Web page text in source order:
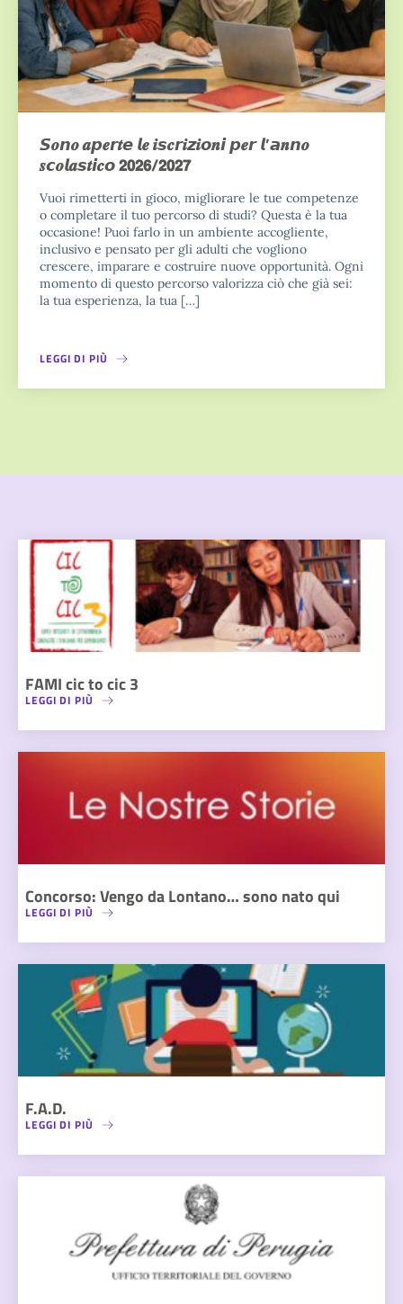
𝙎𝒐𝙣𝒐 𝒂𝙥𝒆𝙧𝒕𝙚 𝙡𝒆 𝒊𝙨𝒄𝙧𝒊𝙯𝒊𝙤𝒏𝙞 𝙥𝒆𝙧 𝙡’𝙖𝒏𝙣𝒐
𝒔𝙘𝒐𝙡𝒂𝙨𝒕𝙞𝒄𝙤 𝟮𝟬𝟮𝟲/𝟮𝟬𝟮𝟳
Vuoi rimetterti in gioco, migliorare le tue competenze
o completare il tuo percorso di studi? Questa è la tua
occasione! Puoi farlo in un ambiente accogliente,
inclusivo e pensato per gli adulti che vogliono
crescere, imparare e costruire nuove opportunità. Ogni
momento di questo percorso valorizza ciò che già sei:
la tua esperienza, la tua […]
LEGGI DI PIÙ
FAMI cic to cic 3
LEGGI DI PIÙ
Concorso: Vengo da Lontano… sono nato qui
LEGGI DI PIÙ
F.A.D.
LEGGI DI PIÙ